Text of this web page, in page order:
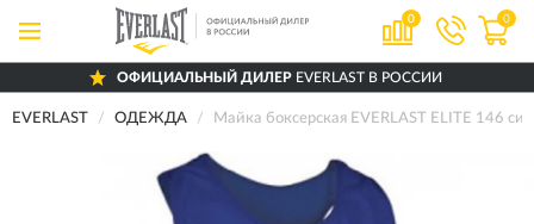
0 0
ОФИЦИАЛЬНЫЙ ДИЛЕР EVERLAST В РОССИИ
EVERLAST ОДЕЖДА Майка боксерская EVERLAST ELITE 146